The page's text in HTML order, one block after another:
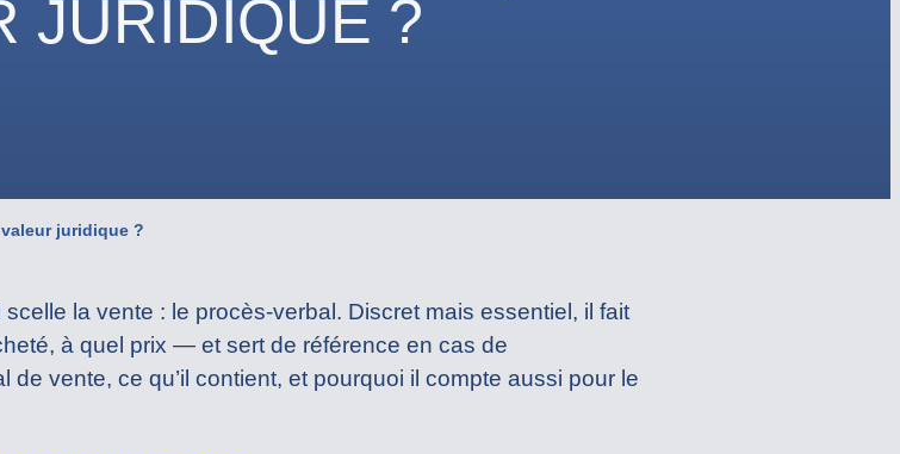
JURIDIQUE ?
juridique ?
la vente : le procès-verbal. Discret mais essentiel, il fait
à quel prix — et sert de référence en cas de
de vente, ce qu’il contient, et pourquoi il compte aussi pour le